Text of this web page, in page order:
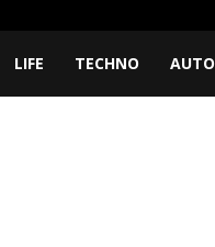
LIFE TECHNO AUTO